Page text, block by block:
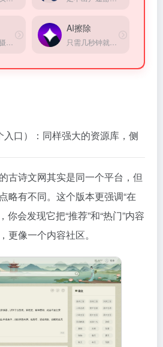
AI擦除
口）：同样强大的资源库，侧
古诗文网其实是同一个平台，但
略有不同。这个版本更强调“在
你会发现它把“推荐”和“热门”内容
更像一个内容社区。